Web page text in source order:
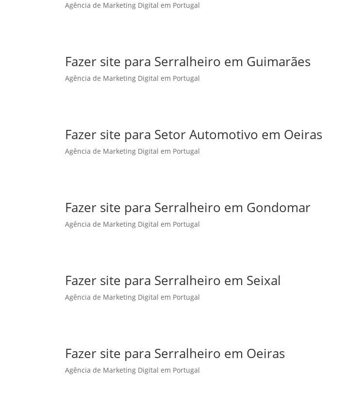
Agência de Marketing Digital em Portugal
Fazer site para Serralheiro em Guimarães
Agência de Marketing Digital em Portugal
Fazer site para Setor Automotivo em Oeiras
Agência de Marketing Digital em Portugal
Fazer site para Serralheiro em Gondomar
Agência de Marketing Digital em Portugal
Fazer site para Serralheiro em Seixal
Agência de Marketing Digital em Portugal
Fazer site para Serralheiro em Oeiras
Agência de Marketing Digital em Portugal